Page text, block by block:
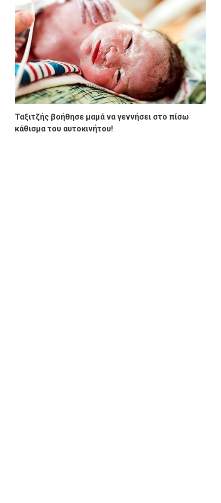
Ταξιτζής βοήθησε μαμά να γεννήσει στο πίσω
κάθισμα του αυτοκινήτου!